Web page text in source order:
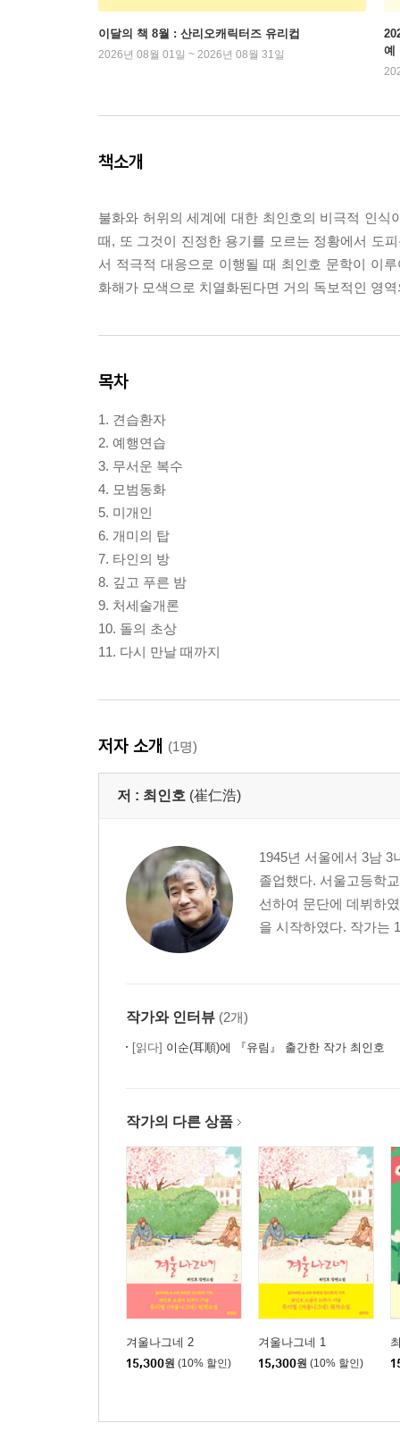
이달의 책 8월 : 산리오캐릭터즈 유리컵
2026년 08월 01일 ~ 2026년 08월 31일
예
책소개
불화와 허위의 세계에 대한 최인호의 비극적 인
때, 또 그것이 진정한 용기를 모르는 정황에서 도
서 적극적 대응으로 이행될 때 최인호 문학이 이
화해가 모색으로 치열화된다면 거의 독보적인 영
목차
1. 견습환자
2. 예행연습
3. 무서운 복수
4. 모범동화
5. 미개인
6. 개미의 탑
7. 타인의 방
8. 깊고 푸른 밤
9. 처세술개론
10. 돌의 초상
11. 다시 만날 때까지
저자 소개 (1명)
저 : 최인호 (崔仁浩)
1945년 서울에서 3남 3
졸업했다. 서울고등학
선하여 문단에 데뷔하
을 시작하였다. 작가는
작가와 인터뷰 (2개)
[읽다] 이순(耳順)에 『유림』 출간한 작가 최인호
작가의 다른 상품
겨울나그네 2
15,300원 (10% 할인)
겨울나그네 1
15,300원 (10% 할인)